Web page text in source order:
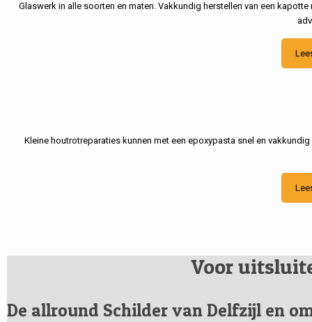
Glaswerk in alle soorten en maten. Vakkundig herstellen van een
Kleine houtrotreparaties kunnen met een epoxypasta snel en
Voor
De allround Schilder van Delfzijl en